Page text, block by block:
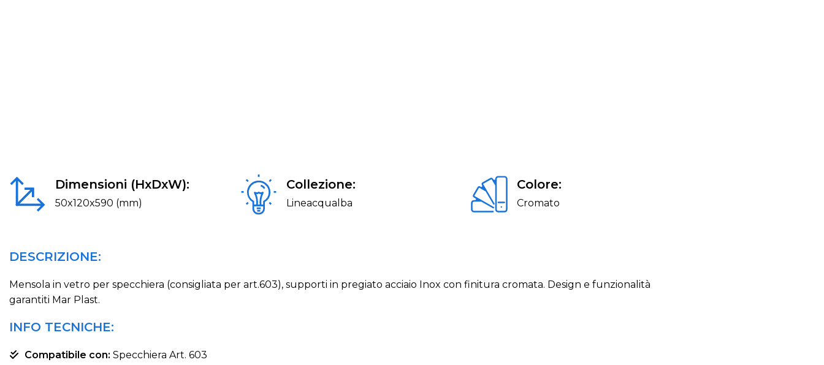
Dimensioni (HxDxW):
50x120x590 (mm)
Collezione:
Lineacqualba
Colore:
Cromato
DESCRIZIONE:
Mensola in vetro per specchiera (consigliata per art.603), supporti in pregiato acciaio Inox con finitura cromata. Design e funzionalità
garantiti Mar Plast.
INFO TECNICHE:
Compatibile con: Specchiera Art. 603